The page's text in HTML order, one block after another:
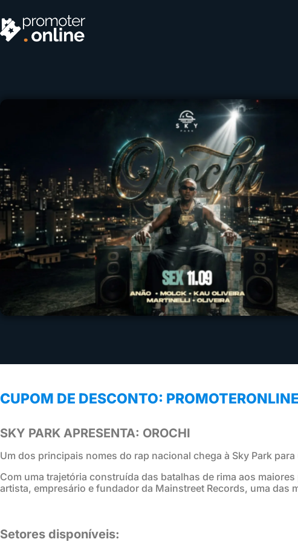
CUPOM DE DESCONTO: PROMOTERONLINE
SKY PARK APRESENTA: OROCHI
Um dos principais nomes do rap nacional chega à Sky Park
Com uma trajetória construída das batalhas de rima aos
artista, empresário e fundador da Mainstreet Records, uma das
Setores disponíveis: